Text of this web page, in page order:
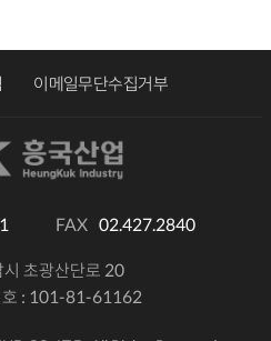
이메일무단수집거부
FAX 02.427.2840
시 초광산단로 20
호 : 101-81-61162